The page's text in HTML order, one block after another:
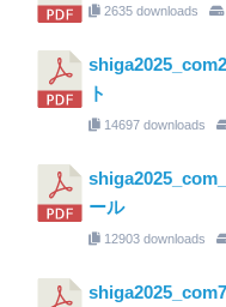
2635 downloads
ト
14697 downloads
ール
12903 downloads